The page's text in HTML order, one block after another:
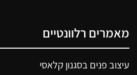
מאמרים רלוונטיים
עיצוב פנים בסגנון קלאסי